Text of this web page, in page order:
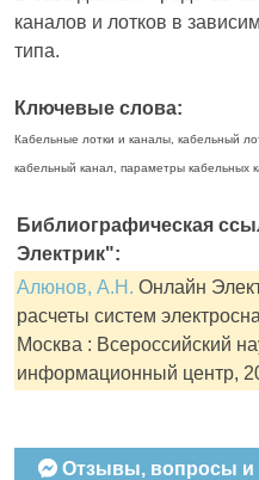
каналов и лотков в
типа.
Ключевые слова:
Кабельные лотки и каналы, кабельный
кабельный канал, параметры кабельных
Библиографическая
Электрик":
Алюнов, А.Н. Онлайн
расчеты систем
Москва : Всероссийский
информационный центр,
Отзывы, вопросы и